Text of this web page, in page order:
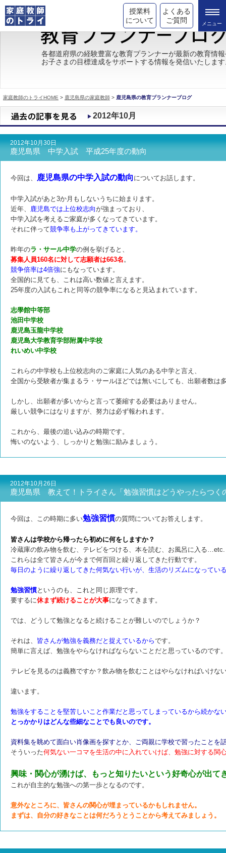
授業料
について
よくある
ご質問
トライの教育理念
成績が上がる理由
都道府県別情報
合格体験談
キャンペーン情報
各都道府県の経験豊富な教育プランナーが最新の教育情
お子さまの目標達成をサポートする情報を発信いたしま
家庭教師のトライHOME > 鹿児島県の家庭教師 > 鹿児島県の教育プランナーブログ
2012年10月
2012年10月30日
鹿児島県 中学入試 平成25年度の動向
今回は、 鹿児島県の中学入試の動向 についてお話します。
中学入試があと3か月もしないうちに始まります。
近年、 鹿児島では上位校志向が強まっており、
中学入試を考えるご家庭が多くなってきています。
それに伴って競争率も上がってきています。
昨年のラ・サール中学の例を挙げると、
募集人員160名に対して志願者は663名。
競争倍率は4倍強にもなっています。
全国的に見ても、これは高い数値と言えます。
25年度の入試もこれと同等の競争率になると見込まれています。
志學館中等部
池田中学校
鹿児島玉龍中学校
鹿児島大学教育学部附属中学校
れいめい中学校
これらの中学校も上位校志向のご家庭に人気のある中学と言え、
全国から受験者が集まるラ・サールほどでは無いにしても、 出願者数は
しかし、出願者が多いからと言って萎縮する必要はありません。
厳しい競争にはなりますが、努力は必ず報われます。
これから、最後の追い込みの時期です。
悔いのないよう、しっかりと勉強に励みましょう。
2012年10月26日
鹿児島県 教えて！トライさん「勉強習慣はどうやったらつく
今回は、この時期に多い勉強習慣の質問についてお答えします。
皆さんは学校から帰ったら初めに何をしますか？
冷蔵庫の飲み物を飲む、テレビをつける、本を読む、お風呂に入る…etc.
これらは全て皆さんが今まで何百回と繰り返してきた行動です。
毎日のように繰り返してきた何気ない行いが、生活のリズムになってい
勉強習慣というのも、これと同じ原理です。
要するに休まず続けることが大事になってきます。
では、どうして勉強となると続けることが難しいのでしょうか？
それは、 皆さんが勉強を義務だと捉えているからです。
簡単に言えば、勉強をやらなければならないことだと思っているのです
テレビを見るのは義務ですか？飲み物を飲むことはやらなければいけな
違います。
勉強をすることを堅苦しいこと作業だと思ってしまっているから続かな
とっかかりはどんな些細なことでも良いのです。
資料集を眺めて面白い肖像画を探すとか、ご両親に学校で習ったことを
そういった何気ない一コマを生活の中に入れていけば、勉強に対する関
興味・関心が湧けば、もっと知りたいという好奇心が出て
これが自主的な勉強への第一歩となるのです。
意外なところに、皆さんの関心が埋まっているかもしれません。
まずは、自分の好きなことは何だろうとうことから考えてみましょう。